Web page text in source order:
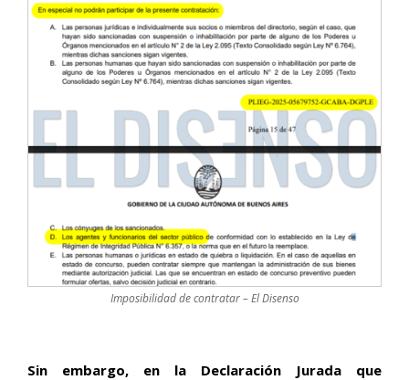
Imposibilidad de contratar – El Disenso
Sin embargo, en la Declaración Jurada que